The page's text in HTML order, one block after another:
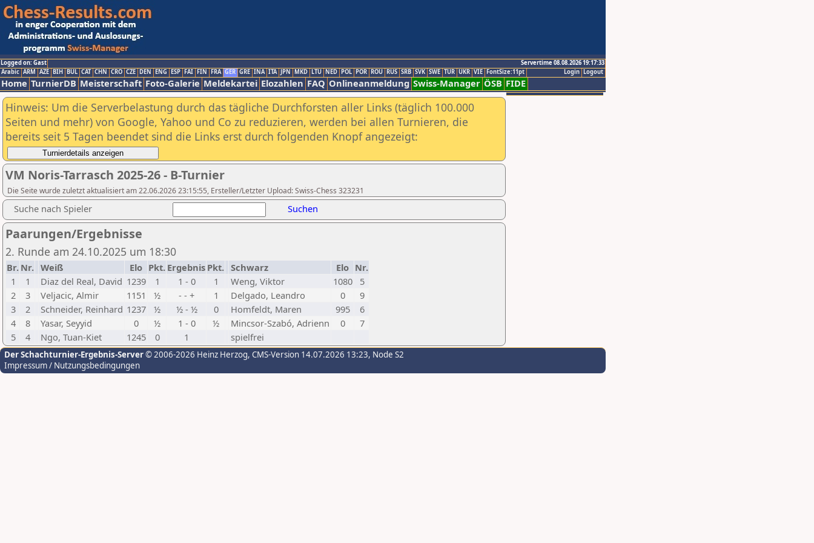
Logged on: Gast
Servertime 08.08.2026 19:17:33
Logout
Login
Arabic ARM AZE BIH BUL CAT CHN CRO CZE DEN ENG ESP FAI FIN FRA GER GRE INA ITA JPN MKD LTU NED POL POR ROU RUS SRB SVK SWE TUR UKR VIE FontSize:11pt
Home TurnierDB Meisterschaft Foto-Galerie Meldekartei Elozahlen FAQ Onlineanmeldung Swiss-Manager ÖSB FIDE
Hinweis: Um die Serverbelastung durch das tägliche Durchforsten aller Links (täglich 100.000
Seiten und mehr) von Google, Yahoo und Co zu reduzieren, werden bei allen Turnieren, die
bereits seit 5 Tagen beendet sind die Links erst durch folgenden Knopf angezeigt:
VM Noris-Tarrasch 2025-26 - B-Turnier
Die Seite wurde zuletzt aktualisiert am 22.06.2026 23:15:55, Ersteller/Letzter Upload: Swiss-Chess 323231
Suche nach Spieler Suchen
Paarungen/Ergebnisse
2. Runde am 24.10.2025 um 18:30
Br. Nr. Weiß Elo Pkt. Ergebnis Pkt. Schwarz Elo Nr.
1
1 Diaz del Real, David 1239 1 1 - 0 1 Weng, Viktor 1080
5
2
3 Veljacic, Almir 1151 ½ - - + 1 Delgado, Leandro 0
9
3
2 Schneider, Reinhard 1237 ½ ½ - ½ 0 Homfeldt, Maren 995
6
4
8 Yasar, Seyyid 0 ½ 1 - 0 ½ Mincsor-Szabó, Adrienn 0
7
5
4 Ngo, Tuan-Kiet 1245 0 1 spielfrei
Der Schachturnier-Ergebnis-Server© 2006-2026 Heinz Herzog, CMS-Version 14.07.2026 13:23, Node S2
Impressum / Nutzungsbedingungen